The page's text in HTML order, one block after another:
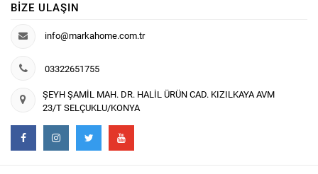
BIZE ULAŞIN
info@markahome.com.tr
03322651755
ŞEYH ŞAMİL MAH. DR. HALİL ÜRÜN CAD. KIZILKAYA AVM
23/T SELÇUKLU/KONYA